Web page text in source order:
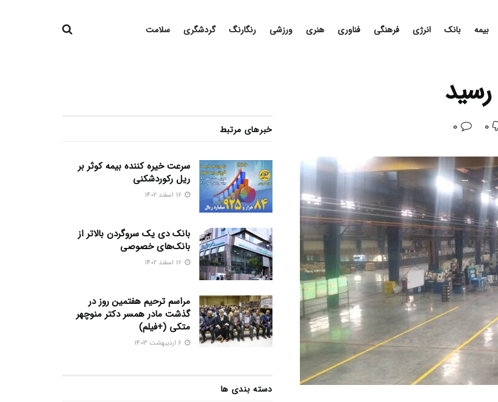
بیمه بانک انرژی فرهنگی فناوری هنری ورزشی رنگارنگ گردشگری سلامت
0 خبرهای مرتبط
سرعت خیره کننده بیمه کوثر بر
ریل رکوردشکنی
بانک دی یک سروگردن بالاتر از
بانک‌های خصوصی
مراسم ترحیم هفتمین روز در
گذشت مادر همسر دکتر منوچهر
متکی (+فیلم)
دسته بندی ها